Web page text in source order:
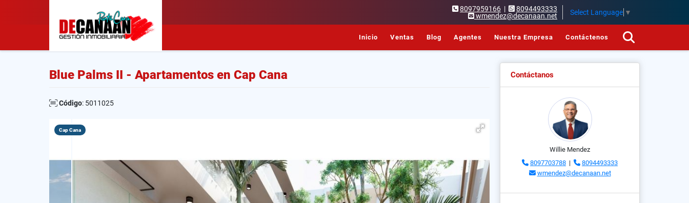
8097959166 |
8094493333
wmendez@decanaan.net
Select Language ▼
Inicio Ventas Blog Agentes Nuestra Empresa Contáctenos
Blue Palms II - Apartamentos en Cap Cana
Código: 5011025
Cap Cana
Contáctanos
Willie Mendez
8097703788 |
8094493333
wmendez@decanaan.net